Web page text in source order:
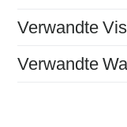
Verwandte
Verwandte